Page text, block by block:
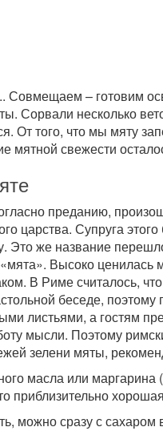
Совмещаем – готовим
Сорвали несколько
От того, что мы мяту
мятной свежести
преданию,
царства. Супруга
Это же название
Высоко
В Риме считалось,
беседе,
листьями, а гостям
мысли. Поэтому
зелени мяты,
масла или
приблизительно
можно сразу с сахаром